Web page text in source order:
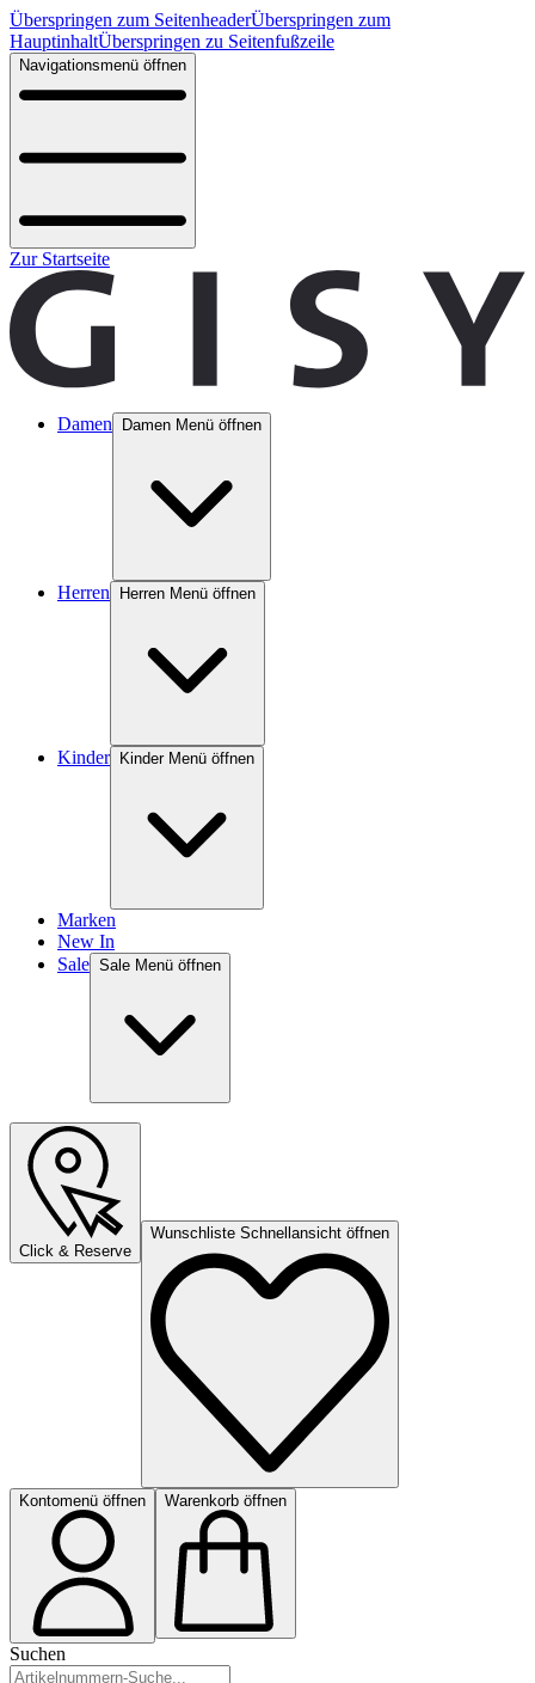
Überspringen zum SeitenheaderÜberspringen zum
HauptinhaltÜberspringen zu Seitenfußzeile
Navigationsmenü öffnen
Zur Startseite
Damen Damen Menü öffnen
Herren Herren Menü öffnen
Kinder Kinder Menü öffnen
Marken
New In
Sale Sale Menü öffnen
Click & Reserve
Wunschliste Schnellansicht öffnen
Kontomenü öffnen Warenkorb öffnen
Suchen